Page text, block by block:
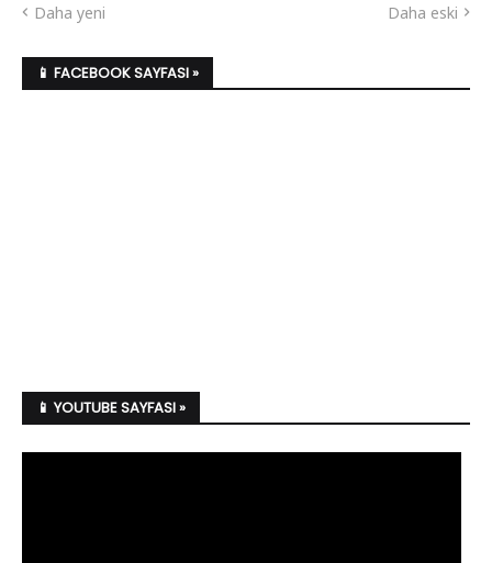
Daha yeni Daha eski
📱 FACEBOOK SAYFASI »
📱 YOUTUBE SAYFASI »